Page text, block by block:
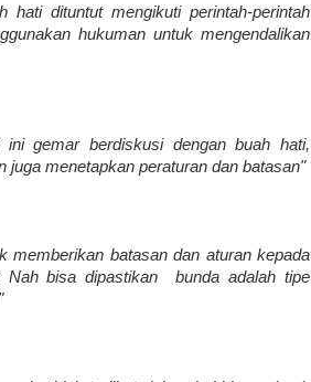
dituntut mengikuti perintah-perintah
hukuman untuk mengendalikan
ini gemar berdiskusi dengan buah hati,
menetapkan peraturan dan batasan"
memberikan batasan dan aturan kepada
Nah bisa dipastikan bunda adalah tipe